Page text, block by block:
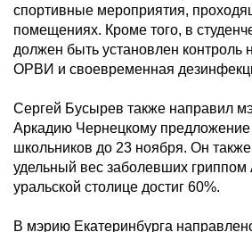
спортивные мероприятия,
помещениях. Кроме того, в
должен быть установлен контроль
ОРВИ и своевременная
Сергей Бусырев также направил
Аркадию Чернецкому предложение
школьников до 23 ноября. Он
удельный вес заболевших гриппом
уральской столице достиг 60%.
В мэрию Екатеринбурга